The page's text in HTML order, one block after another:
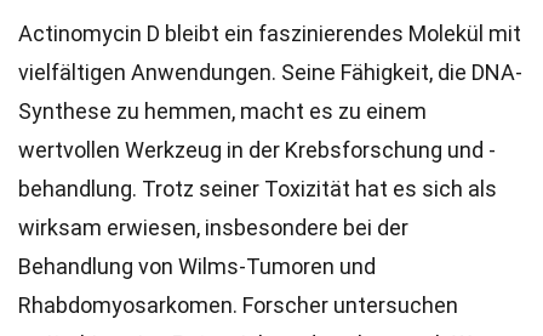
Actinomycin D bleibt ein faszinierendes Molekül mit
vielfältigen Anwendungen. Seine Fähigkeit, die DNA-
Synthese zu hemmen, macht es zu einem
wertvollen Werkzeug in der Krebsforschung und -
behandlung. Trotz seiner Toxizität hat es sich als
wirksam erwiesen, insbesondere bei der
Behandlung von Wilms-Tumoren und
Rhabdomyosarkomen. Forscher untersuchen